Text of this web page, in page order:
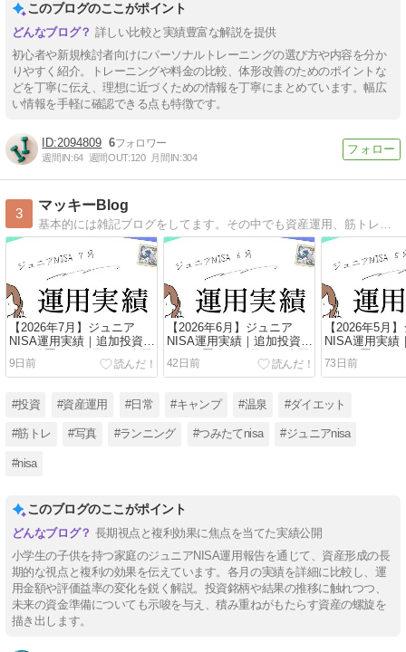
このブログのここがポイント
詳しい比較と実績豊富な解説を提供
初心者や新規検討者向けにパーソナルトレーニングの選び方や内容を分か
りやすく紹介。トレーニングや料金の比較、体形改善のためのポイントな
どを丁寧に伝え、理想に近づくための情報を丁寧にまとめています。幅広
い情報を手軽に確認できる点も特徴です。
2094809 6
週間IN:64 週間OUT:120 月間IN:304
3
マッキーBlog
基本的には雑記ブログをしてます。その中でも資産運用、筋トレ、ランニング、おすすめの物や場所を紹介しています。
【2026年7月】ジュニア
NISA運用実績｜追加投資な
しで放置した結果を38歳医
療職が公開
9日前
【2026年6月】ジュニア
NISA運用実績｜追加投資な
しで放置した結果を38歳医
療職が公開
42日前
【2026年5月
NISA運用実績
しで放置した
療職が公開
73日前
#投資 #資産運用 #日常 #キャンプ #温泉 #ダイエット
#筋トレ #写真 #ランニング #つみたてnisa #ジュニアnisa
#nisa
このブログのここがポイント
長期視点と複利効果に焦点を当てた実績公開
小学生の子供を持つ家庭のジュニアNISA運用報告を通じて、資産形成の長
期的な視点と複利の効果を伝えています。各月の実績を詳細に比較し、運
用金額や評価益率の変化を鋭く解説。投資銘柄や結果の推移に触れつつ、
未来の資金準備についても示唆を与え、積み重ねがもたらす資産の螺旋を
描き出します。